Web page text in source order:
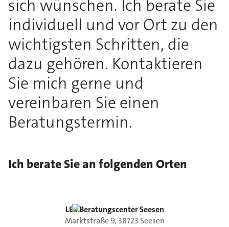
sich wünschen. Ich berate Sie
individuell und vor Ort zu den
wichtigsten Schritten, die
dazu gehören. Kontaktieren
Sie mich gerne und
vereinbaren Sie einen
Beratungstermin.
Ich berate Sie an folgenden Orten
LBS Beratungscenter Seesen
Marktstraße9, 38723 Seesen